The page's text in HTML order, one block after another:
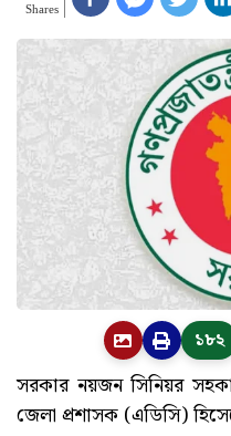
Shares
১৮২
সরকার নয়জন সিনিয়র
জেলা প্রশাসক (এডিসি)